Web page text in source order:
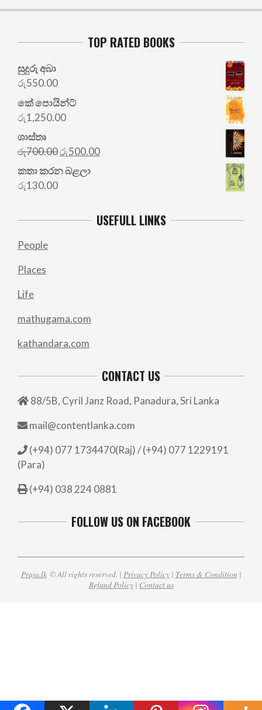
TOP RATED BOOKS
සුදුරු අබා
රු550.00
කේ පොයින්ට්
රු1,250.00
ශාස්තෘ
රු700.00Original
price
was:
රු500.00Current
කතා කරන බළලා
රු130.00
USEFULL LINKS
People
Places
Life
mathugama.com
kathandara.com
CONTACT US
88/5B, Cyril Janz Road, Panadura, Sri Lanka
mail@contentlanka.com
(+94) 077 1734470(Raj) / (+94) 077 1229191
(Para)
(+94) 038 224 0881
FOLLOW US ON FACEBOOK
Praja.lk© All rights reserved. | Privacy Policy| Terms & Condition |
Refund Policy| Contact us